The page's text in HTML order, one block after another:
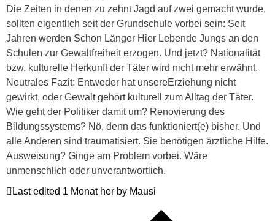
Die Zeiten in denen zu zehnt Jagd auf zwei gemacht wurde,
sollten eigentlich seit der Grundschule vorbei sein: Seit
Jahren werden Schon Länger Hier Lebende Jungs an den
Schulen zur Gewaltfreiheit erzogen. Und jetzt? Nationalität
bzw. kulturelle Herkunft der Täter wird nicht mehr erwähnt.
Neutrales Fazit: Entweder hat unsereErziehung nicht
gewirkt, oder Gewalt gehört kulturell zum Alltag der Täter.
Wie geht der Politiker damit um? Renovierung des
Bildungssystems? Nö, denn das funktioniert(e) bisher. Und
alle Anderen sind traumatisiert. Sie benötigen ärztliche Hilfe.
Ausweisung? Ginge am Problem vorbei. Wäre
unmenschlich oder unverantwortlich.
Last edited 1 Monat her by Mausi